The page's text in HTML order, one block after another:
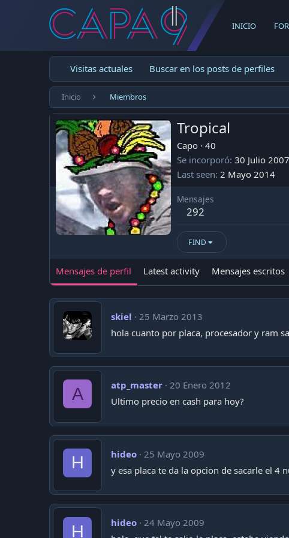
INICIO
Visitas actuales Buscar en los posts de perfiles
Inicio Miembros
Tropical
Capo · 40
Se incorporó 30 Julio 2007
Last seen 2 Mayo 2014
Mensajes
292
FIND
Mensajes de perfil Latest activity Mensajes escritos
skiel
25 Marzo 2013
hola cuanto por placa, procesador y ram
A atp_master 20 Enero 2012
Ultimo precio en cash para hoy?
H hideo
25 Mayo 2009
y esa placa te da la opcion de sacarle el 4
H hideo 24 Mayo 2009